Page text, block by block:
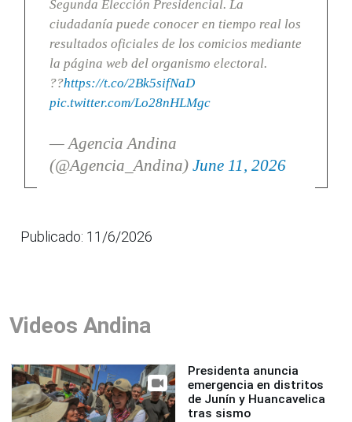
Segunda Elección Presidencial. La
ciudadanía puede conocer en tiempo real los
resultados oficiales de los comicios mediante
la página web del organismo electoral.
??https://t.co/2Bk5sifNaD
pic.twitter.com/Lo28nHLMgc
— Agencia Andina
(@Agencia_Andina) June 11, 2026
Publicado: 11/6/2026
Videos Andina
Presidenta anuncia
emergencia en distritos
de Junín y Huancavelica
tras sismo